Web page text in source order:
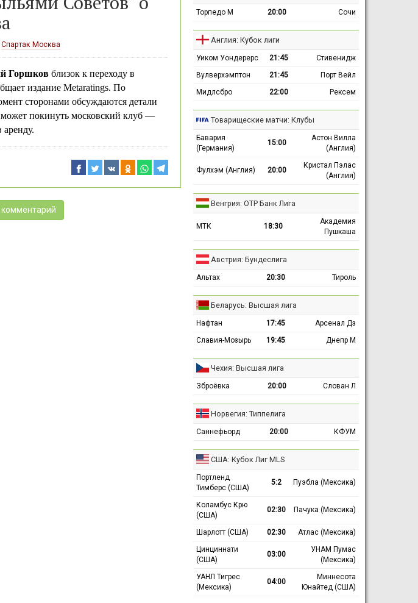
Спартак Москва
Горшковблизок к переходу в
издание Metaratings. По
сторонами обсуждаются детали
покинуть московский клуб —
аренду.
Торпедо М 20:00 Сочи
Англия: Кубок лиги
Уиком Уондерерс 21:45
Стивенидж
Вулверхэмптон
21:45
Порт Вейл
Мидлсбро
22:00 Рексем
Товарищеские матчи: Клубы
Бавария
(Германия)
15:00
Астон Вилла
(Англия)
Фулхэм (Англия) 20:00
Кристал Пэлас
(Англия)
Венгрия: ОТР Банк Лига
МТК 18:30
Академия
Пушкаша
Австрия: Бундеслига
Альтах 20:30 Тироль
Беларусь: Высшая лига
Нафтан 17:45
Арсенал Дз
Славия-Мозырь
19:45 Днепр М
Чехия: Высшая лига
Зброёвка 20:00 Слован Л
Норвегия: Типпелига
Саннефьорд 20:00 КФУМ
США: Кубок Лиг MLS
Портленд
Тимберс (США)
5:2 Пуэбла (Мексика)
Коламбус Крю
(США)
02:30 Пачука (Мексика)
Шарлотт (США) 02:30
Атлас (Мексика)
Цинциннати
(США)
03:00
УНАМ Пумас
(Мексика)
УАНЛ Тигрес
(Мексика)
04:00
Миннесота
Юнайтед (США)